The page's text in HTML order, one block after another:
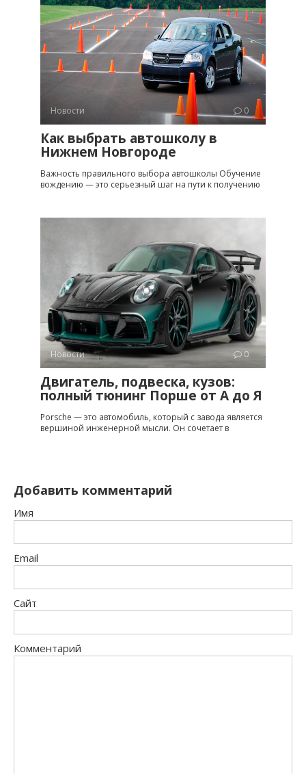
Новости 0
Как выбрать автошколу в
Нижнем Новгороде
Важность правильного выбора автошколы Обучение
вождению — это серьезный шаг на пути к получению
Новости 0
Двигатель, подвеска, кузов:
полный тюнинг Порше от A до Я
Porsche — это автомобиль, который с завода является
вершиной инженерной мысли. Он сочетает в
Добавить комментарий
Имя
Email
Сайт
Комментарий